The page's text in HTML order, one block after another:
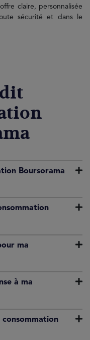
claire, personnalisée
sécurité et dans le
Boursorama
ma
à ma
consommation